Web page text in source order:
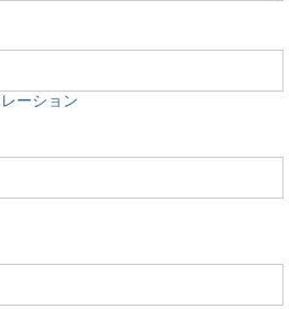
ーション